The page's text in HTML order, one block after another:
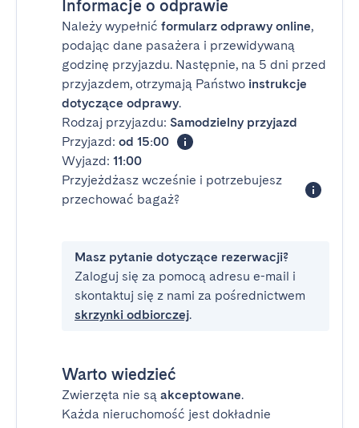
Informacje o odprawie
Należy wypełnić formularz odprawy online,
podając dane pasażera i przewidywaną
godzinę przyjazdu. Następnie, na 5 dni przed
przyjazdem, otrzymają Państwo instrukcje
dotyczące odprawy.
Rodzaj przyjazdu: Samodzielny przyjazd
Przyjazd: od 15:00
Wyjazd: 11:00
Przyjeżdżasz wcześnie i potrzebujesz
przechować bagaż?
Masz pytanie dotyczące rezerwacji?
Zaloguj się za pomocą adresu e-mail i
skontaktuj się z nami za pośrednictwem
skrzynki odbiorczej.
Warto wiedzieć
Zwierzęta nie są akceptowane.
Każda nieruchomość jest dokładnie